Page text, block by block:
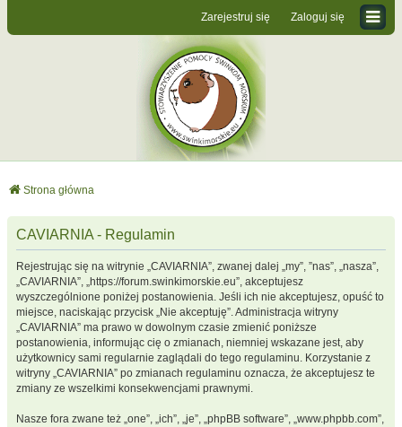
Zaloguj się
Zarejestruj się
Strona główna
CAVIARNIA - Regulamin
Rejestrując się na witrynie „CAVIARNIA”, zwanej dalej „my”, ”nas”, „nasza”,
„CAVIARNIA”, „https://forum.swinkimorskie.eu”, akceptujesz
wyszczególnione poniżej postanowienia. Jeśli ich nie akceptujesz, opuść to
miejsce, naciskając przycisk „Nie akceptuję”. Administracja witryny
„CAVIARNIA” ma prawo w dowolnym czasie zmienić poniższe
postanowienia, informując cię o zmianach, niemniej wskazane jest, aby
użytkownicy sami regularnie zaglądali do tego regulaminu. Korzystanie z
witryny „CAVIARNIA” po zmianach regulaminu oznacza, że akceptujesz te
zmiany ze wszelkimi konsekwencjami prawnymi.
Nasze fora zwane też „one”, „ich”, „je”, „phpBB software”, „www.phpbb.com”,